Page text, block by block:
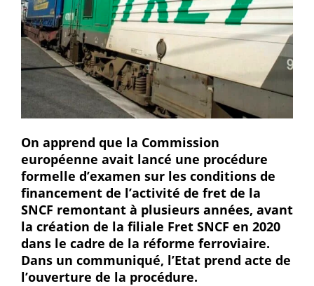
On apprend que la Commission
européenne avait lancé une procédure
formelle d’examen sur les conditions de
financement de l’activité de fret de la
SNCF remontant à plusieurs années, avant
la création de la filiale Fret SNCF en 2020
dans le cadre de la réforme ferroviaire.
Dans un communiqué, l’Etat prend acte de
l’ouverture de la procédure.